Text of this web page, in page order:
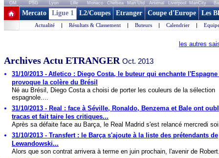
OM PSG Lyon Lille Monaco Chelsea Man Utd Arsenal Liverpool ManCity
+ de clubs
Mercato Ligue 1 L2/Coupes Etranger Coupe d'Europe Les
Actualité | Résultats & Classement | Buteurs | Calendrier |
les autres
Archives Actu ETRANGER Oct. 2013
31/10/2013 - Atletico : Diego Costa, le buteur qui enchante l'Espagne
provoque la colère du Brésil
Né au Brésil, Diego Costa a choisi de porter les couleurs de la sélection
espagnole....
31/10/2013 - Real : face à Séville, Ronaldo, Benzema et Bale ont
tracas et fait taire les critiques...
Après sa défaite face au Barça, le Real Madrid s'est relancé mercredi
31/10/2013 - Transfert : le Barça s'ajoute à la liste des prétendants de
Lewandowski...
Alors que son contrat arrivera à terme en juin prochain, l'avenir de